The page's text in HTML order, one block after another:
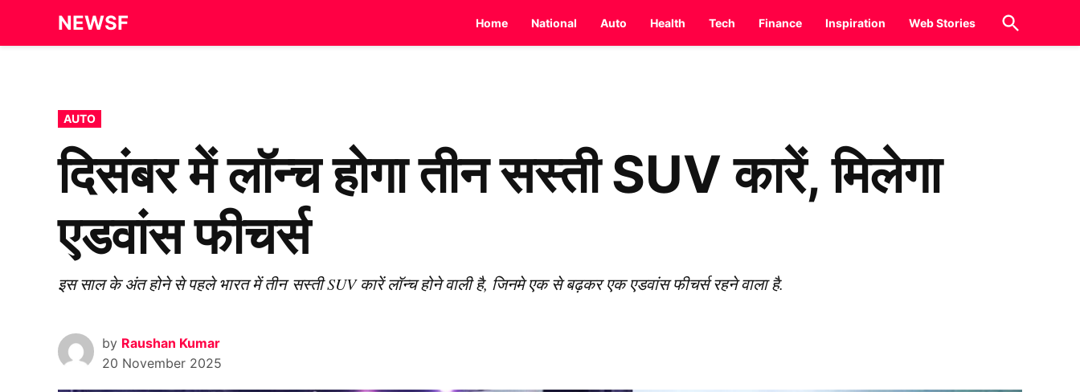
NEWSF Home National Auto Health Tech Finance Inspiration Web Stories
Open
Search
POSTED
IN
AUTO
दिसंबर में लॉन्च होगा तीन सस्ती SUV कारें, मिलेगा
एडवांस फीचर्स
इस साल के अंत होने से पहले भारत में तीन सस्ती SUV कारें लॉन्च होने वाली है, जिनमे एक से बढ़कर एक एडवांस फीचर्स रहने वाला है.
by Raushan Kumar
20 November 2025